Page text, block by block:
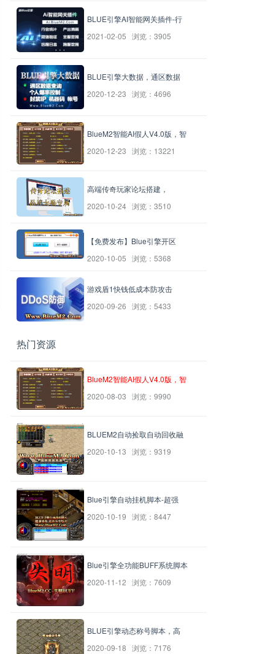
BLUE引擎AI智能网关插件-行
2021-02-05 浏览：3905
BLUE引擎大数据，通区数据
2020-12-23 浏览：4696
BlueM2智能AI假人V4.0版，智
2020-12-23 浏览：13221
高端传奇玩家论坛搭建，
2020-10-24 浏览：3510
【免费发布】Blue引擎开区
2020-10-05 浏览：5368
游戏盾1快钱低成本防攻击
2020-09-26 浏览：5433
热门资源
BlueM2智能AI假人V4.0版，智
2020-08-03 浏览：9990
BLUEM2自动捡取自动回收融
2020-10-13 浏览：9319
Blue引擎自动挂机脚本-超强
2020-10-19 浏览：8447
Blue引擎全功能BUFF系统脚本
2020-11-12 浏览：7609
BLUE引擎动态称号脚本，高
2020-09-18 浏览：7176